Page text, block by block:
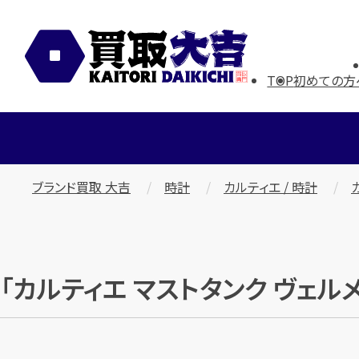
TOP初めての
ブランド買取 大吉 時計 カルティエ / 時計
「カルティエ マストタンク ヴェ